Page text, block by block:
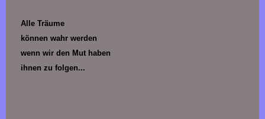
Alle Träume
können wahr werden
wenn wir den Mut haben
ihnen zu folgen...